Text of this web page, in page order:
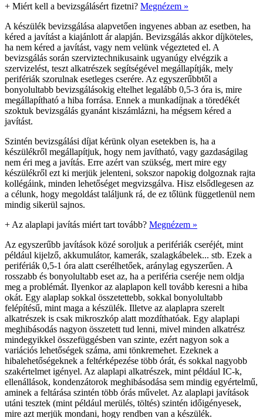
+ Miért kell a bevizsgálásért fizetni? Megnézem »
A készülék bevizsgálása alapvetően ingyenes abban az esetben, ha
kéred a javítást a kiajánlott ár alapján. Bevizsgálás akkor díjköteles,
ha nem kéred a javítást, vagy nem velünk végezteted el. A
bevizsgálás során szerviztechnikusaink ugyanúgy elvégzik a
szervizelést, teszt alkatrészek segítségével megállapítják, mely
perifériák szorulnak esetleges cserére. Az egyszerűbbtől a
bonyolultabb bevizsgálásokig eltelhet legalább 0,5-3 óra is, mire
megállapítható a hiba forrása. Ennek a munkadíjnak a töredékét
szoktuk bevizsgálás gyanánt kiszámlázni, ha mégsem kéred a
javítást.
Szintén bevizsgálási díjat kérünk olyan esetekben is, ha a
készülékről megállapítjuk, hogy nem javítható, vagy gazdaságilag
nem éri meg a javítás. Erre azért van szükség, mert mire egy
készülékről ezt ki merjük jelenteni, sokszor napokig dolgoznak rajta
kollégáink, minden lehetőséget megvizsgálva. Hisz elsődlegesen az
a célunk, hogy megoldást találjunk rá, de ez tőlünk függetlenül nem
mindig sikerül sajnos.
+ Az alaplapi javítás miért tart tovább? Megnézem »
Az egyszerűbb javítások közé soroljuk a perifériák cseréjét, mint
például kijelző, akkumulátor, kamerák, szalagkábelek... stb. Ezek a
perifériák 0,5-1 óra alatt cserélhetőek, aránylag egyszerűen. A
rosszabb és bonyolultabb eset az, ha a periféria cseréje nem oldja
meg a problémát. Ilyenkor az alaplapon kell tovább keresni a hiba
okát. Egy alaplap sokkal összetettebb, sokkal bonyolultabb
felépítésű, mint maga a készülék. Illetve az alaplapra szerelt
alkatrészek is csak mikroszkóp alatt mozdíthatóak. Egy alaplapi
meghibásodás nagyon összetett tud lenni, mivel minden alkatrész
mindegyikkel összefüggésben van szinte, ezért nagyon sok a
variációs lehetőségek száma, ami tönkremehet. Ezeknek a
hibalehetőségeknek a feltérképezése több órát, és sokkal nagyobb
szakértelmet igényel. Az alaplapi alkatrészek, mint például IC-k,
ellenállások, kondenzátorok meghibásodása sem mindig egyértelmű,
aminek a feltárása szintén több órás művelet. Az alaplapi javítások
utáni tesztek (mint például merülés, töltés) szintén időigényesek,
mire azt merjük mondani, hogy rendben van a készülék.